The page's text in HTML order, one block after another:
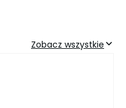
Zobacz wszystkie